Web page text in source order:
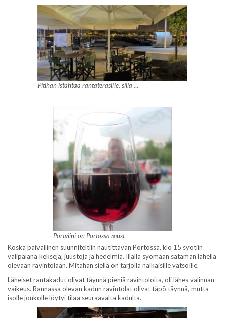
Pitihän istahtaa rantaterasille, sillä …
Portviini on Portossa must
Koska päivällinen suunniteltiin nautittavan Portossa, klo 15 syötiin
välipalana keksejä, juustoja ja hedelmiä. Illalla syömään sataman lähellä
olevaan ravintolaan. Mitähän siellä on tarjolla nälkäisille vatsoille.
Läheiset rantakadut olivat täynnä pieniä ravintoloita, oli lähes valinnan
vaikeus. Rannassa olevan kadun ravintolat olivat täpö täynnä, mutta
isolle joukolle löytyi tilaa seuraavalta kadulta.